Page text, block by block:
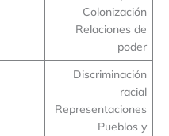
Colonización
Relaciones de
poder
Discriminación
racial
Representaciones
Pueblos y